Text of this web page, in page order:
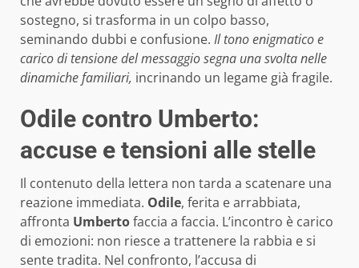
sostegno, si trasforma in un colpo basso,
seminando dubbi e confusione. Il tono enigmatico e
carico di tensione del messaggio segna una svolta nelle
dinamiche familiari, incrinando un legame già fragile.
Odile contro Umberto:
accuse e tensioni alle stelle
Il contenuto della lettera non tarda a scatenare una
reazione immediata. Odile, ferita e arrabbiata,
affronta Umbertofaccia a faccia. L’incontro è carico
di emozioni: non riesce a trattenere la rabbia e si
sente tradita. Nel confronto, l’accusa di